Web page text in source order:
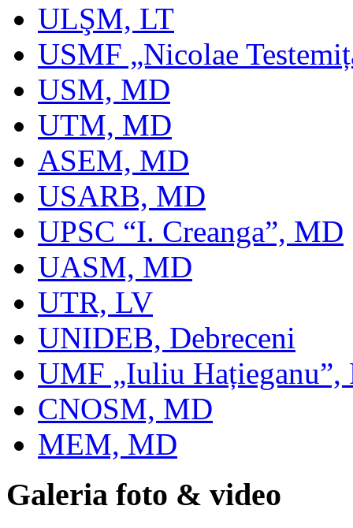
ULŞM, LT
USMF „Nicolae
USM, MD
UTM, MD
ASEM, MD
USARB, MD
UPSC “I. Creanga”, MD
UASM, MD
UTR, LV
UNIDEB, Debreceni
UMF „Iuliu Hațieganu”,
CNOSM, MD
MEM, MD
Galeria foto & video